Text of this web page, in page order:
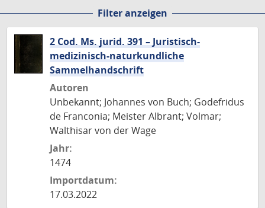
Filter anzeigen
2 Cod. Ms. jurid. 391 – Juristisch-
medizinisch-naturkundliche
Sammelhandschrift
Autoren
Unbekannt; Johannes von Buch; Godefridus
de Franconia; Meister Albrant; Volmar;
Walthisar von der Wage
Jahr:
1474
Importdatum:
17.03.2022